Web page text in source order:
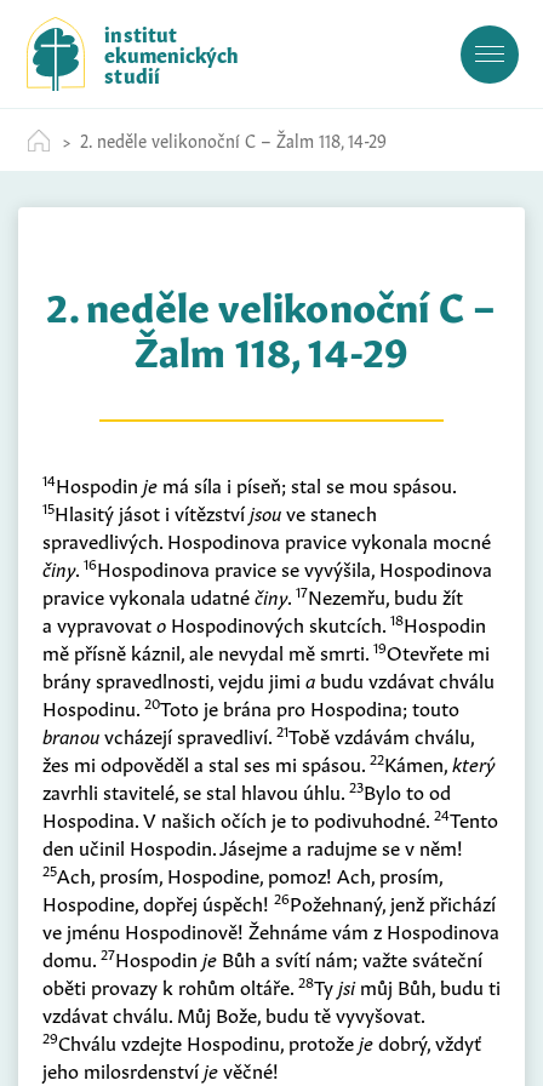
c
institut
ekumenických
studií
2. neděle velikonoční C – Žalm 118, 14-29
2. neděle velikonoční C –
Žalm 118, 14-29
14Hospodin je má síla i píseň; stal se mou spásou.
15Hlasitý jásot i vítězstvíjsouve stanech
spravedlivých. Hospodinova pravice vykonala mocné
činy. 16Hospodinova pravice se vyvýšila, Hospodinova
pravice vykonala udatnéčiny. 17Nezemřu, budu žít
a vypravovato Hospodinových skutcích. 18Hospodin
mě přísně káznil, ale nevydal mě smrti. 19Otevřete mi
brány spravedlnosti, vejdu jimi a budu vzdávat chválu
Hospodinu. 20Toto je brána pro Hospodina; touto
branouvcházejí spravedliví. 21Tobě vzdávám chválu,
žes mi odpověděl a stal ses mi spásou. 22Kámen,který
zavrhli stavitelé, se stal hlavou úhlu. 23Bylo to od
Hospodina. V našich očích je to podivuhodné. 24Tento
den učinil Hospodin. Jásejme a radujme se v něm!
25Ach, prosím, Hospodine, pomoz! Ach, prosím,
Hospodine, dopřej úspěch! 26Požehnaný, jenž přichází
ve jménu Hospodinově! Žehnáme vám z Hospodinova
domu. 27Hospodin je Bůh a svítí nám; važte sváteční
oběti provazy k rohům oltáře. 28Tyjsimůj Bůh, budu ti
vzdávat chválu. Můj Bože, budu tě vyvyšovat.
29Chválu vzdejte Hospodinu, protožejedobrý, vždyť
jeho milosrdenstvíjevěčné!